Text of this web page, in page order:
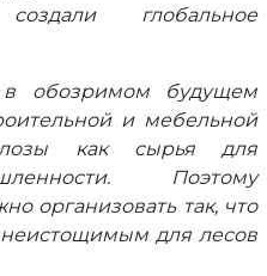
глобальное
в обозримом будущем
и мебельной
как сырья для
Поэтому
организовать так, что
неистощимым для лесов